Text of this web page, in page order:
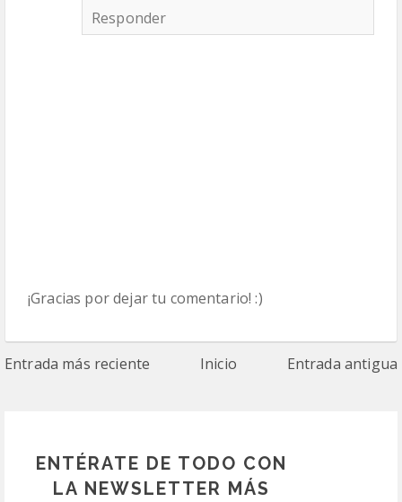
Responder
¡Gracias por dejar tu comentario! :)
Entrada más reciente Inicio Entrada antigua
ENTÉRATE DE TODO CON
LA NEWSLETTER MÁS